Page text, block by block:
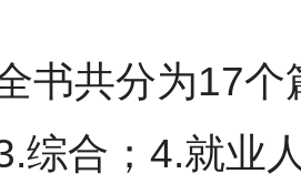
书共分为17
综合；4.就业